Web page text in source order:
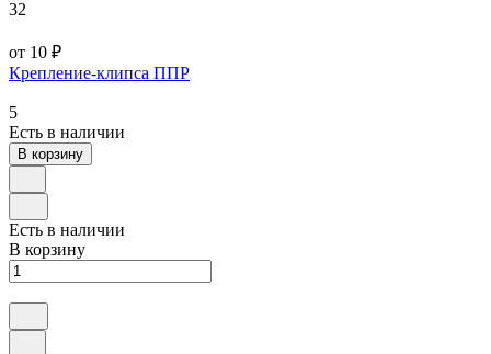
32
от 10 ₽
Крепление-клипса ППР
5
Есть в наличии
В корзину
Есть в наличии
В корзину